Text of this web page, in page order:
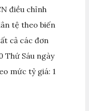
điều chỉnh
tệ theo biến
cả các đơn
Thứ Sáu ngày
mức tỷ giá: 1